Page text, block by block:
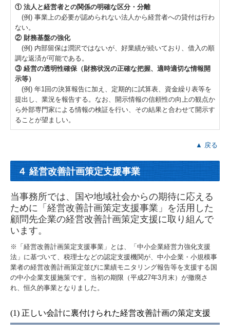
① 法人と経営者との関係の明確な区分・分離
(例) 事業上の必要が認められない法人から経営者への貸付は行わ
ない。
② 財務基盤の強化
(例) 内部留保は潤沢ではないが、好業績が続いており、借入の順
調な返済が可能である。
③ 経営の透明性確保（財務状況の正確な把握、適時適切な情報開
示等）
(例) 年1回の決算報告に加え、定期的に試算表、資金繰り表等を
提出し、業況を報告する。なお、開示情報の信頼性の向上の観点か
ら外部専門家による情報の検証を行い、その結果と合わせて開示す
ることが望ましい。
▲ 戻る
４ 経営改善計画策定支援事業
当事務所では、国や地域社会からの期待に応える
ために「経営改善計画策定支援事業」を活用した
顧問先企業の経営改善計画策定支援に取り組んで
います。
※「経営改善計画策定支援事業」とは、「中小企業経営力強化支援
法」に基づいて、税理士などの認定支援機関が、中小企業・小規模事
業者の経営改善計画策定並びに業績モニタリング報告等を支援する国
の中小企業支援施策です。当初の期限（平成27年3月末）が撤廃さ
れ、恒久的事業となりました。
(1) 正しい会計に裏付けられた経営改善計画の策定支援